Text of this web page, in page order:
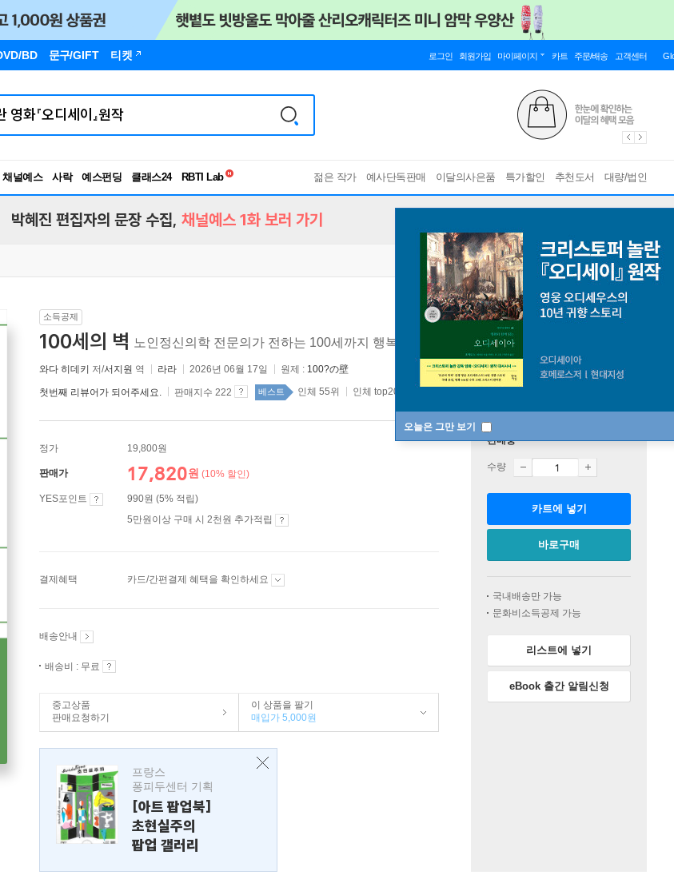
BD 문구/GIFT 티켓 로그인 회원가입 마이페이지 카트 주문/배송 고객센터
채널예스 사락 예스펀딩 클래스24
독서유형검사
젊은 작가 예사단독판매 이달의사은품 특가할인 추천도서 대량/법인
오늘은 그만 보기
박혜진 편집자의 문장 수집, 채널예스 1화 보러 가기
소득공제
100세의 벽 노인정신의학 전문의가 전하는 100세까지 행복하게 사는 법
와다 히데키 저/서지원 역 라라 2026년 06월 17일 원제 : 100?の壁
첫번째 리뷰어가 되어주세요. 판매지수 222 베스트 인체 55위 인체 top20 1주
정가 19,800원
판매가 17,820원 (10% 할인)
YES포인트
990원 (5% 적립)
5만원이상 구매 시 2천원 추가적립
결제혜택 카드/간편결제 혜택을 확인하세요
배송안내
배송비 : 무료
중고상품
판매요청하기
이 상품을 팔기
매입가 5,000원
프랑스
퐁피두센터 기획
[아트 팝업북]
초현실주의
팝업 갤러리
판매중
수량
카트에 넣기
바로구매
국내배송만 가능
문화비소득공제 가능
리스트에 넣기
eBook 출간 알림신청